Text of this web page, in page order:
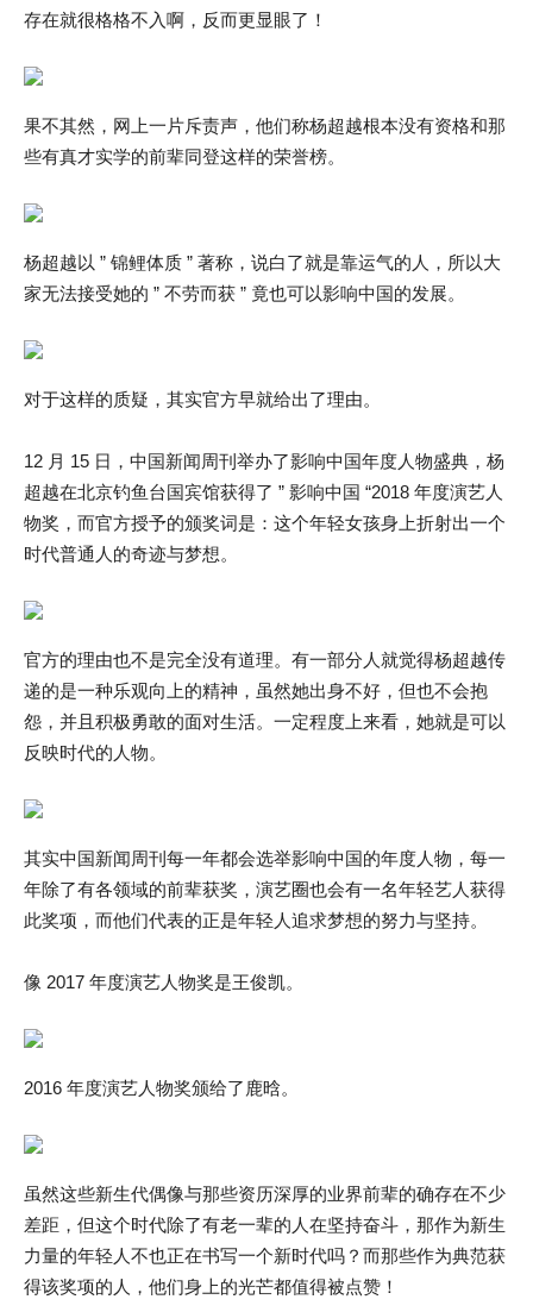
存在就很格格不入啊，反而更显眼了！
果不其然，网上一片斥责声，他们称杨超越根本没有资格和那
些有真才实学的前辈同登这样的荣誉榜。
杨超越以 ” 锦鲤体质 ” 著称，说白了就是靠运气的人，所以大
家无法接受她的 ” 不劳而获 ” 竟也可以影响中国的发展。
对于这样的质疑，其实官方早就给出了理由。
12 月 15 日，中国新闻周刊举办了影响中国年度人物盛典，杨
超越在北京钓鱼台国宾馆获得了 ” 影响中国 “2018 年度演艺人
物奖，而官方授予的颁奖词是：这个年轻女孩身上折射出一个
时代普通人的奇迹与梦想。
官方的理由也不是完全没有道理。有一部分人就觉得杨超越传
递的是一种乐观向上的精神，虽然她出身不好，但也不会抱
怨，并且积极勇敢的面对生活。一定程度上来看，她就是可以
反映时代的人物。
其实中国新闻周刊每一年都会选举影响中国的年度人物，每一
年除了有各领域的前辈获奖，演艺圈也会有一名年轻艺人获得
此奖项，而他们代表的正是年轻人追求梦想的努力与坚持。
像 2017 年度演艺人物奖是王俊凯。
2016 年度演艺人物奖颁给了鹿晗。
虽然这些新生代偶像与那些资历深厚的业界前辈的确存在不少
差距，但这个时代除了有老一辈的人在坚持奋斗，那作为新生
力量的年轻人不也正在书写一个新时代吗？而那些作为典范获
得该奖项的人，他们身上的光芒都值得被点赞！